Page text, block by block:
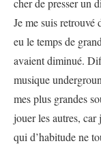
cher de presser un
Je me suis retrouvé
eu le temps de
avaient diminué.
musique
mes plus grandes
jouer les autres, car
qui d’habitude ne